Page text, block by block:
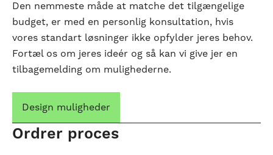
Den nemmeste måde at matche det tilgængelige
budget, er med en personlig konsultation, hvis
vores standart løsninger ikke opfylder jeres behov.
Fortæl os om jeres ideér og så kan vi give jer en
tilbagemelding om mulighederne.
Design muligheder
Ordrer proces